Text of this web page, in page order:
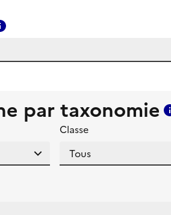
par taxonomie
Classe